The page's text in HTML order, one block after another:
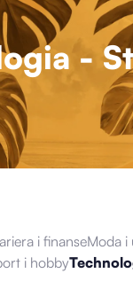
-
i finanseModa i
i hobby